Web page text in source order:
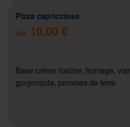
Pizza capricciosa
Dès 10.00 €
Base crème fraîche, fromage,
gorgonzola, pommes de terre